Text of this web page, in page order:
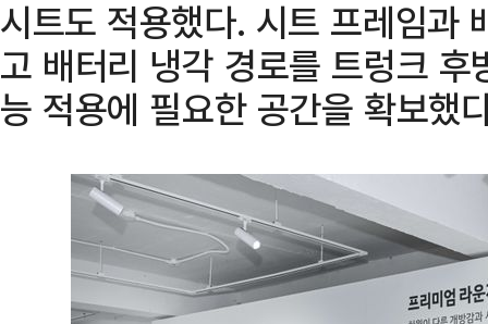
시트도 적용했다. 시트 프레임과
고 배터리 냉각 경로를 트렁크
능 적용에 필요한 공간을 확보했